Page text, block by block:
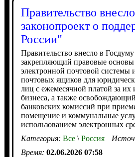
Правительство
законопроект о
России"
Правительство внесло в Госдуму
закрепляющий правовые
электронной почтовой системы
почтовых ящиков для
лиц с ежемесячной платой за их
бизнеса, а также
банковских комиссий при
помещение и коммунальные
использованием электронных
Категория: Все\Россия
Время: 02.06.2026 07:58